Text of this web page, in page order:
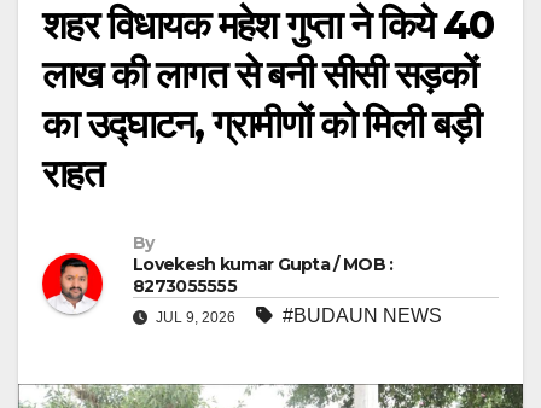
शहर विधायक महेश गुप्ता ने किये 40
लाख की लागत से बनी सीसी सड़कों
का उद्घाटन, ग्रामीणों को मिली बड़ी
राहत
By
Lovekesh kumar Gupta / MOB :
8273055555
JUL 9, 2026 #BUDAUN NEWS